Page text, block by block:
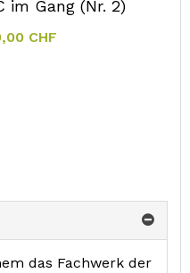
im Gang (Nr. 2)
CHF
das Fachwerk der